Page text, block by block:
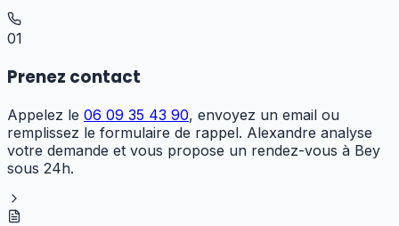
01
Prenez contact
Appelez le 06 09 35 43 90, envoyez un email ou
remplissez le formulaire de rappel. Alexandre analyse
votre demande et vous propose un rendez-vous à Bey
sous 24h.